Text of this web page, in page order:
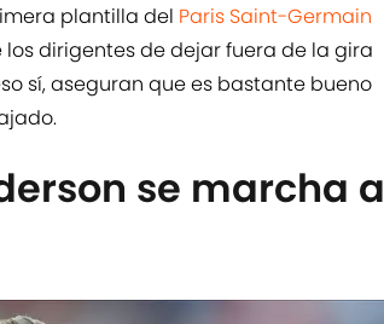
plantilla del Paris Saint-Germain
dirigentes de dejar fuera de la gira
sí, aseguran que es bastante bueno
se marcha a